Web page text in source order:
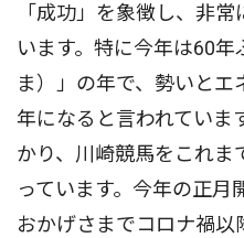
「成功」を象徴し、非
います。特に今年は60
ま）」の年で、勢いと
年になると言われていま
かり、川崎競馬をこれま
っています。今年の正月
おかげさまでコロナ禍